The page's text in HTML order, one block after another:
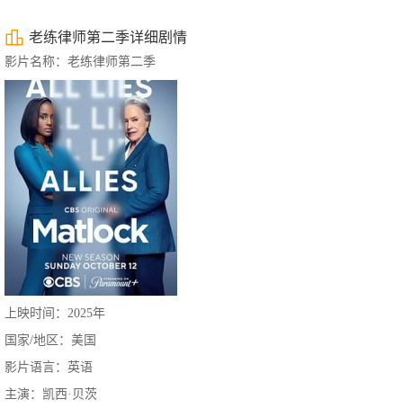
老练律师第二季详细剧情
影片名称：老练律师第二季
上映时间：2025年
国家/地区：美国
影片语言：英语
主演：凯西·贝茨